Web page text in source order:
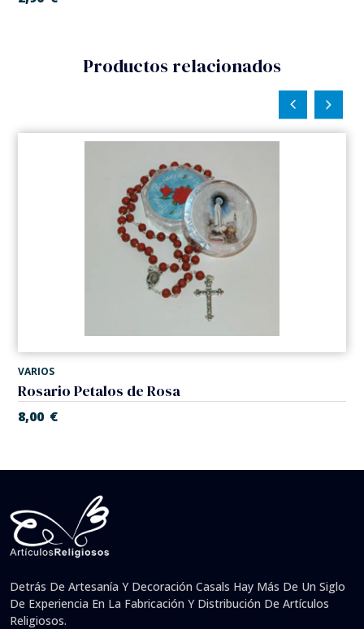
Productos relacionados
VARIOS
Rosario Petalos de Rosa
8,00 €
Detrás De Artesanía Y Decoración Casals Hay Más De Un Siglo
De Experiencia En La Fabricación Y Distribución De Artículos
Religiosos.